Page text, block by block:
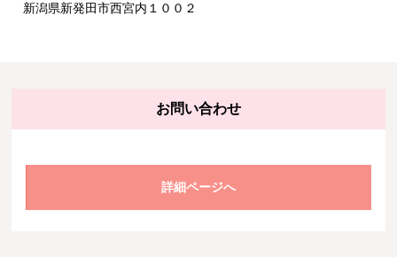
新潟県新発田市西宮内１００２
お問い合わせ
詳細ページへ